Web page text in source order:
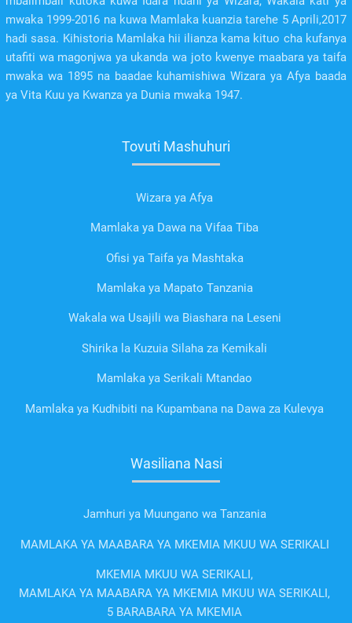
mwaka 1999-2016 na kuwa Mamlaka kuanzia tarehe 5 Aprili,2017
hadi sasa. Kihistoria Mamlaka hii ilianza kama kituo cha kufanya
utafiti wa magonjwa ya ukanda wa joto kwenye maabara ya taifa
mwaka wa 1895 na baadae kuhamishiwa Wizara ya Afya baada
ya Vita Kuu ya Kwanza ya Dunia mwaka 1947.
Tovuti Mashuhuri
Wizara ya Afya
Mamlaka ya Dawa na Vifaa Tiba
Ofisi ya Taifa ya Mashtaka
Mamlaka ya Mapato Tanzania
Wakala wa Usajili wa Biashara na Leseni
Shirika la Kuzuia Silaha za Kemikali
Mamlaka ya Serikali Mtandao
Mamlaka ya Kudhibiti na Kupambana na Dawa za Kulevya
Wasiliana Nasi
Jamhuri ya Muungano wa Tanzania
MAMLAKA YA MAABARA YA MKEMIA MKUU WA SERIKALI
MKEMIA MKUU WA SERIKALI,
MAMLAKA YA MAABARA YA MKEMIA MKUU WA SERIKALI,
5 BARABARA YA MKEMIA